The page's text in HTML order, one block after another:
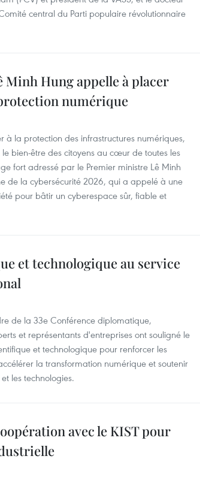
central du Parti populaire révolutionnaire
Minh Hung appelle à placer
numérique
à la protection des infrastructures numériques,
bien-être des citoyens au cœur de toutes les
fort adressé par le Premier ministre Lê Minh
de la cybersécurité 2026, qui a appelé à une
pour bâtir un cyberespace sûr, fiable et
et technologique au service
de la 33e Conférence diplomatique,
et représentants d'entreprises ont souligné le
et technologique pour renforcer les
la transformation numérique et soutenir
les technologies.
avec le KIST pour